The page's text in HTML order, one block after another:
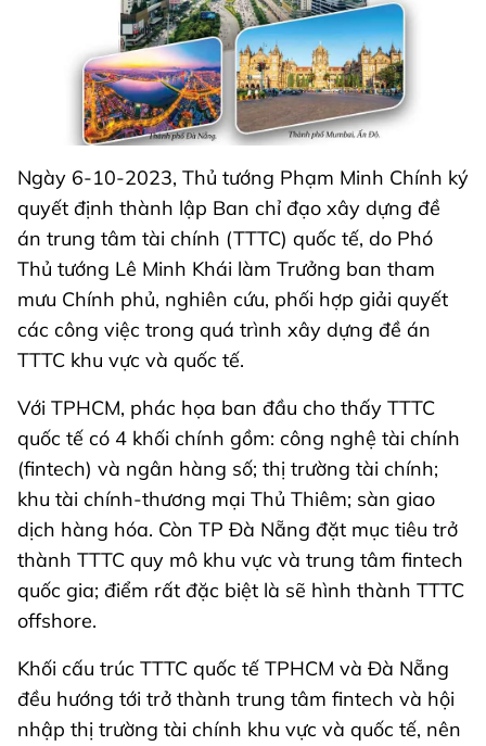
Ngày 6-10-2023, Thủ tướng Phạm Minh Chính ký
quyết định thành lập Ban chỉ đạo xây dựng đề
án trung tâm tài chính (TTTC) quốc tế, do Phó
Thủ tướng Lê Minh Khái làm Trưởng ban tham
mưu Chính phủ, nghiên cứu, phối hợp giải quyết
các công việc trong quá trình xây dựng đề án
TTTC khu vực và quốc tế.
Với TPHCM, phác họa ban đầu cho thấy TTTC
quốc tế có 4 khối chính gồm: công nghệ tài chính
(fintech) và ngân hàng số; thị trường tài chính;
khu tài chính-thương mại Thủ Thiêm; sàn giao
dịch hàng hóa. Còn TP Đà Nẵng đặt mục tiêu trở
thành TTTC quy mô khu vực và trung tâm fintech
quốc gia; điểm rất đặc biệt là sẽ hình thành TTTC
offshore.
Khối cấu trúc TTTC quốc tế TPHCM và Đà Nẵng
đều hướng tới trở thành trung tâm fintech và hội
nhập thị trường tài chính khu vực và quốc tế, nên